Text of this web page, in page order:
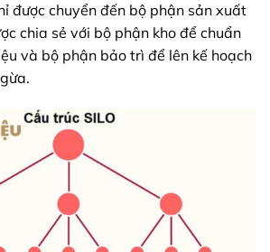
được chuyển đến bộ phận sản xuất
chia sẻ với bộ phận kho để chuẩn
và bộ phận bảo trì để lên kế hoạch